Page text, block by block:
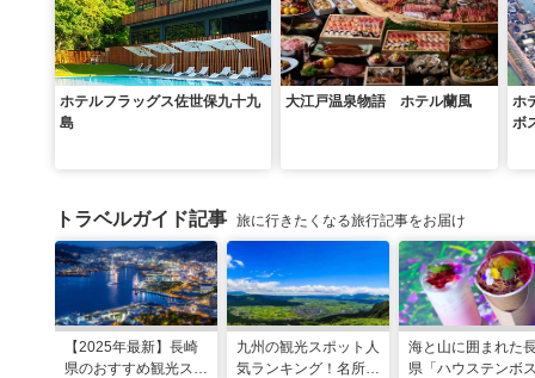
ホテルフラッグス佐世保九十九
島
大江戸温泉物語 ホテル蘭風
ホ
ボ
トラベルガイド記事 旅に行きたくなる旅行記事をお届け
【2025年最新】長崎
県のおすすめ観光スポ
九州の観光スポット人
気ランキング！名所も
海と山に囲まれた
県「ハウステンボ